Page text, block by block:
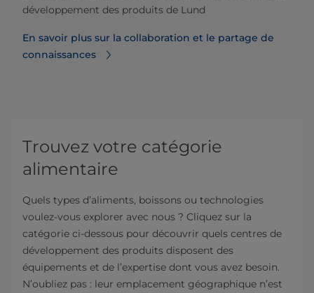
développement des produits de Lund
En savoir plus sur la collaboration et le partage de
connaissances
Trouvez votre catégorie
alimentaire
Quels types d’aliments, boissons ou technologies
voulez-vous explorer avec nous ? Cliquez sur la
catégorie ci-dessous pour découvrir quels centres de
développement des produits disposent des
équipements et de l’expertise dont vous avez besoin.
N’oubliez pas : leur emplacement géographique n’est